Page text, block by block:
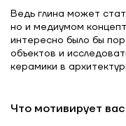
Ведь глина может
но и медиумом
интересно было бы
объектов и
керамики в
Что мотивирует